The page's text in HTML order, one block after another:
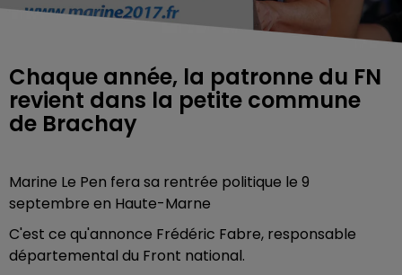
Chaque année, la patronne du FN
revient dans la petite commune
de Brachay
Marine Le Pen fera sa rentrée politique le 9
septembre en Haute-Marne
C'est ce qu'annonce Frédéric Fabre, responsable
départemental du Front national.